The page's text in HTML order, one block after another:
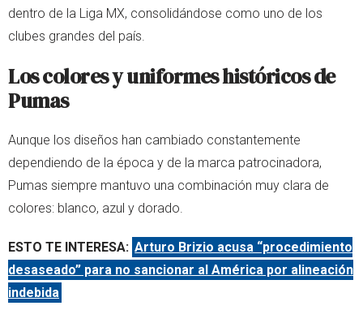
dentro de la Liga MX, consolidándose como uno de los
clubes grandes del país.
Los colores y uniformes históricos de
Pumas
Aunque los diseños han cambiado constantemente
dependiendo de la época y de la marca patrocinadora,
Pumas siempre mantuvo una combinación muy clara de
colores: blanco, azul y dorado.
ESTO TE INTERESA: Arturo Brizio acusa “procedimiento
desaseado” para no sancionar al América por alineación
indebida